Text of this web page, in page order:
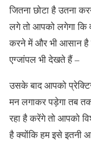
जितना छोटा है उतना
लगे तो आपको लगेगा कि
करने में और भी आसान
एग्जांपल भी देखते हैं –
उसके बाद आपको
मन लगाकर पड़ेगा तब तक
रहा है करेंगे तो आपको
है क्योंकि हम इसे